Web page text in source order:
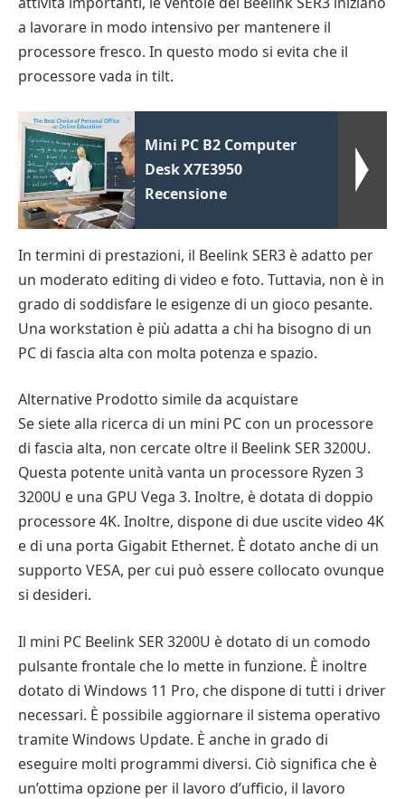
a lavorare in modo intensivo per mantenere il
processore fresco. In questo modo si evita che il
processore vada in tilt.
Mini PC B2 Computer
Desk X7E3950
Recensione
In termini di prestazioni, il Beelink SER3 è adatto per
un moderato editing di video e foto. Tuttavia, non è in
grado di soddisfare le esigenze di un gioco pesante.
Una workstation è più adatta a chi ha bisogno di un
PC di fascia alta con molta potenza e spazio.
Alternative Prodotto simile da acquistare
Se siete alla ricerca di un mini PC con un processore
di fascia alta, non cercate oltre il Beelink SER 3200U.
Questa potente unità vanta un processore Ryzen 3
3200U e una GPU Vega 3. Inoltre, è dotata di doppio
processore 4K. Inoltre, dispone di due uscite video 4K
e di una porta Gigabit Ethernet. È dotato anche di un
supporto VESA, per cui può essere collocato ovunque
si desideri.
Il mini PC Beelink SER 3200U è dotato di un comodo
pulsante frontale che lo mette in funzione. È inoltre
dotato di Windows 11 Pro, che dispone di tutti i driver
necessari. È possibile aggiornare il sistema operativo
tramite Windows Update. È anche in grado di
eseguire molti programmi diversi. Ciò significa che è
un’ottima opzione per il lavoro d’ufficio, il lavoro